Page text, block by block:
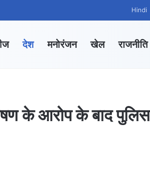
Hindi
देश मनोरंजन खेल राजनीति
के आरोप के बाद